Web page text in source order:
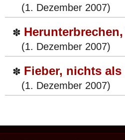
(1. Dezember 2007)
✽
(1. Dezember 2007)
✽ Fieber, nichts
(1. Dezember 2007)